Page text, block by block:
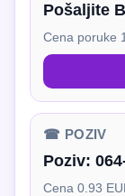
Pošaljite
Cena poruke
☎ POZIV
Poziv:
Cena 0.93